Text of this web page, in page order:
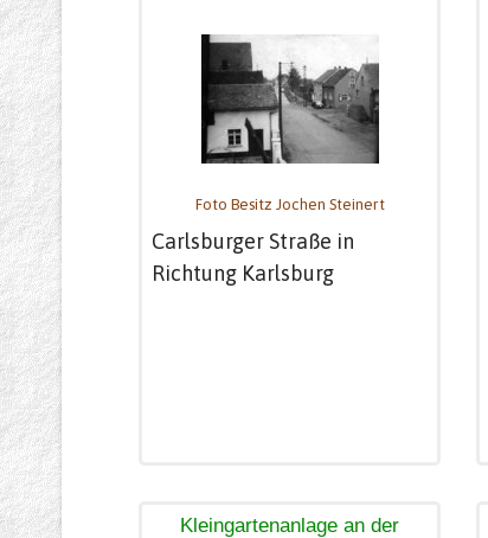
Foto Besitz Jochen Steinert
Carlsburger Straße in
Richtung Karlsburg
Kleingartenanlage an der